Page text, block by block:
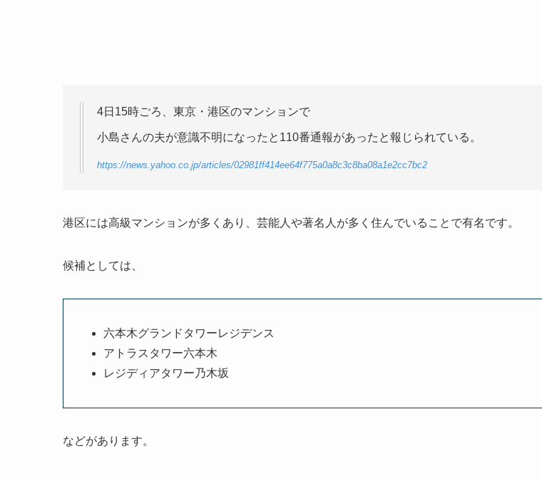
4日15時ごろ、東京・港区のマンションで
小島さんの夫が意識不明になったと110番通報があったと報じられている。
https://news.yahoo.co.jp/articles/02981ff414ee64f775a0a8c3c8ba08a1e2cc7bc2
港区には高級マンションが多くあり、芸能人や著名人が多く住んでいることで有名です。
候補としては、
六本木グランドタワーレジデンス
アトラスタワー六本木
レジディアタワー乃木坂
などがあります。